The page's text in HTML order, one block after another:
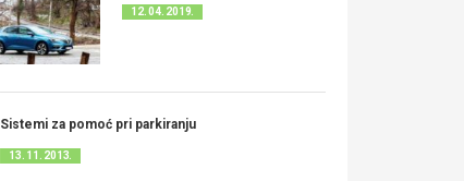
12. 04. 2019.
Sistemi za pomoć pri parkiranju
13. 11. 2013.